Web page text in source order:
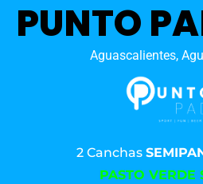
PUNTO
Aguascalientes,
2 Canchas
PASTO VERDE